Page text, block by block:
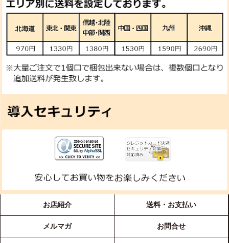
お店紹介 送料・お支払い
メルマガ お問合せ